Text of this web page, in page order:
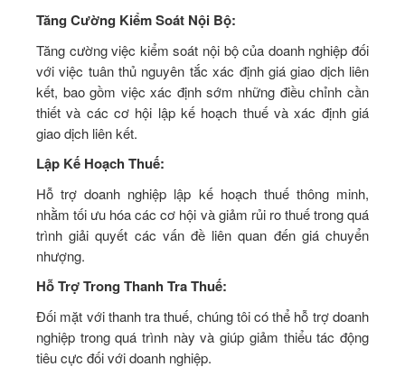
Tăng Cường Kiểm Soát Nội Bộ:
Tăng cường việc kiểm soát nội bộ của doanh nghiệp đối
với việc tuân thủ nguyên tắc xác định giá giao dịch liên
kết, bao gồm việc xác định sớm những điều chỉnh cần
thiết và các cơ hội lập kế hoạch thuế và xác định giá
giao dịch liên kết.
Lập Kế Hoạch Thuế:
Hỗ trợ doanh nghiệp lập kế hoạch thuế thông minh,
nhằm tối ưu hóa các cơ hội và giảm rủi ro thuế trong quá
trình giải quyết các vấn đề liên quan đến giá chuyển
nhượng.
Hỗ Trợ Trong Thanh Tra Thuế:
Đối mặt với thanh tra thuế, chúng tôi có thể hỗ trợ doanh
nghiệp trong quá trình này và giúp giảm thiểu tác động
tiêu cực đối với doanh nghiệp.